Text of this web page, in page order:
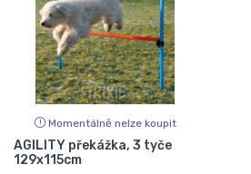
Momentálně nelze koupit
AGILITY překážka, 3 tyče
129x115cm